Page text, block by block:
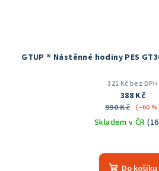
GTUP ® Nástěnné hodiny PES
321 Kč bez DPH
388 Kč
990 Kč (–60
Skladem v ČR
Do košíku